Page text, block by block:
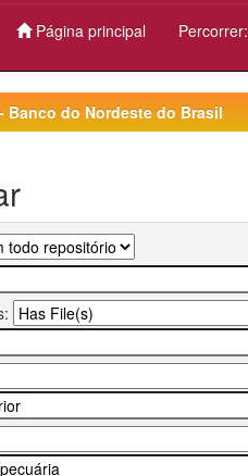
Página principal Percorrer:
Banco do Nordeste do Brasil